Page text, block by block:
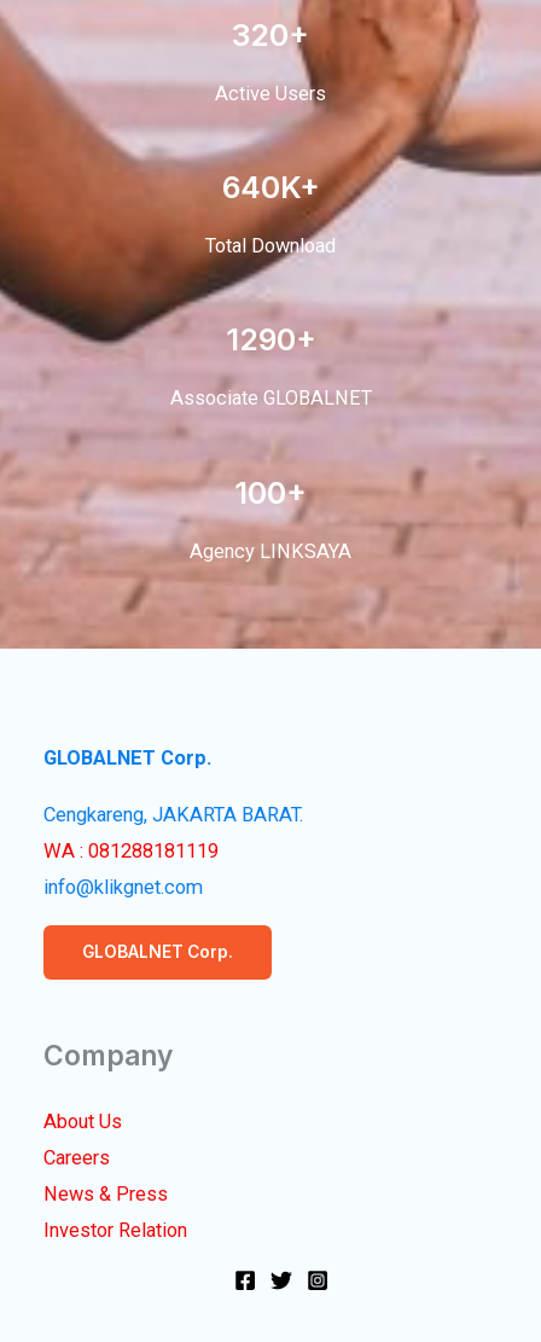
320+
Active Users
640K+
Total Download
1290+
Associate GLOBALNET
100+
Agency LINKSAYA
GLOBALNET Corp.
Cengkareng, JAKARTA BARAT.
WA : 081288181119
info@klikgnet.com
GLOBALNET Corp.
Company
About Us
Careers
News & Press
Investor Relation